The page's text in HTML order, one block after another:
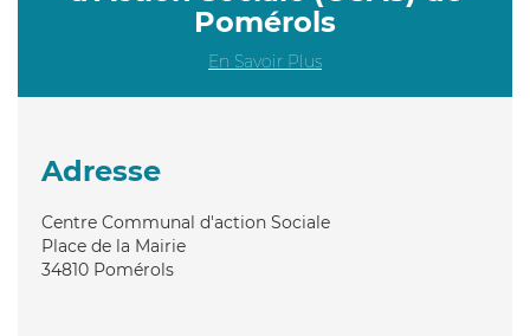
Pomérols
En Savoir Plus
Adresse
Centre Communal d'action Sociale
Place de la Mairie
34810 Pomérols